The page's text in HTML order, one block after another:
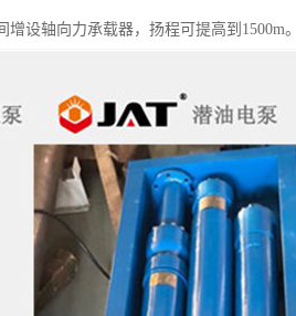
设轴向力承载器，扬程可提高到1500m。